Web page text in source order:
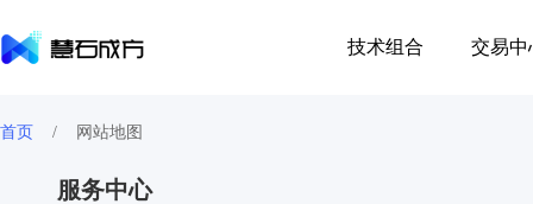
技术组合 交易中
首页 / 网站地图
服务中心